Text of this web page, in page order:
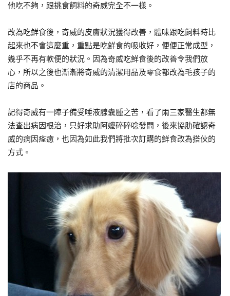
他吃不夠，跟挑食飼料的奇威完全不一樣。
改為吃鮮食後，奇威的皮膚狀況獲得改善，體味跟吃飼料時比
起來也不會這麼重，重點是吃鮮食的吸收好，便便正常成型，
幾乎不再有軟便的狀況。因為奇威吃鮮食後的改善令我們放
心，所以之後也漸漸將奇威的清潔用品及零食都改為毛孩子的
店的商品。
記得奇威有一陣子備受唾液腺囊腫之苦，看了兩三家醫生都無
法查出病因根治，只好求助阿嬤碎碎唸發問，後來協肋確認奇
威的病因痊癒，也因為如此我們將批次訂購的鮮食改為搭伙的
方式。